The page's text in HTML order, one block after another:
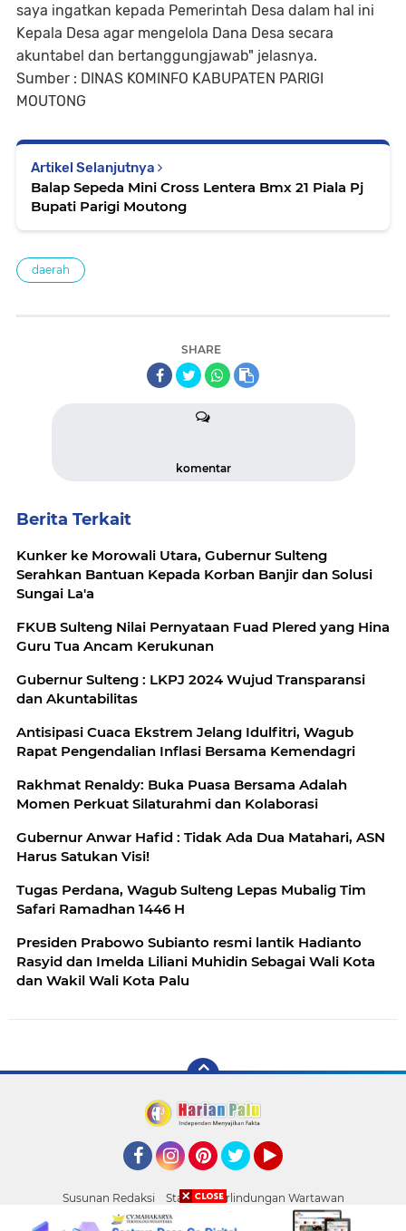
saya ingatkan kepada Pemerintah Desa dalam hal ini
Kepala Desa agar mengelola Dana Desa secara
akuntabel dan bertanggungjawab" jelasnya.
Sumber : DINAS KOMINFO KABUPATEN PARIGI
MOUTONG
Artikel Selanjutnya
Balap Sepeda Mini Cross Lentera Bmx 21 Piala Pj
Bupati Parigi Moutong
daerah
SHARE
komentar
Berita Terkait
Kunker ke Morowali Utara, Gubernur Sulteng
Serahkan Bantuan Kepada Korban Banjir dan Solusi
Sungai La'a
FKUB Sulteng Nilai Pernyataan Fuad Plered yang Hina
Guru Tua Ancam Kerukunan
Gubernur Sulteng : LKPJ 2024 Wujud Transparansi
dan Akuntabilitas
Antisipasi Cuaca Ekstrem Jelang Idulfitri, Wagub
Rapat Pengendalian Inflasi Bersama Kemendagri
Rakhmat Renaldy: Buka Puasa Bersama Adalah
Momen Perkuat Silaturahmi dan Kolaborasi
Gubernur Anwar Hafid : Tidak Ada Dua Matahari, ASN
Harus Satukan Visi!
Tugas Perdana, Wagub Sulteng Lepas Mubalig Tim
Safari Ramadhan 1446 H
Presiden Prabowo Subianto resmi lantik Hadianto
Rasyid dan Imelda Liliani Muhidin Sebagai Wali Kota
dan Wakil Wali Kota Palu
Susunan Redaksi
Standar Perlindungan Wartawan
Pasang Iklan
Tentang Kami Pedoman Media Siber